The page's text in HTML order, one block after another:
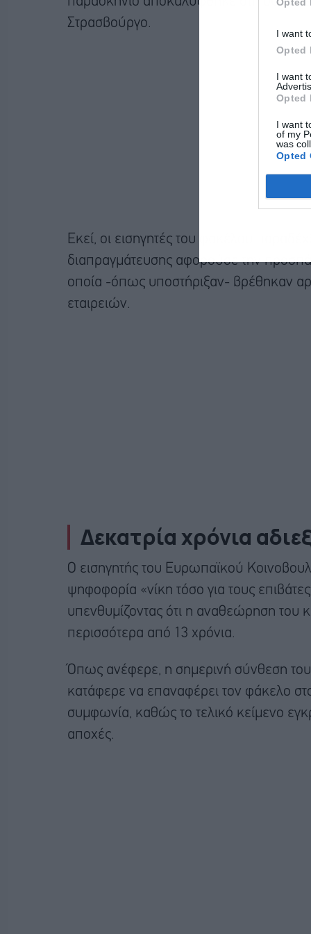
I want
Opted
I want
Opted
I want
of my
was
Opted
Στρασβούργο.
Εκεί, οι εισηγητές του φακέλου
διαπραγμάτευσης αφορούσε την
οποία -όπως υποστήριξαν- βρέθηκαν
εταιρειών.
Δεκατρία χρόνια
Ο εισηγητής του Ευρωπαϊκού
ψηφοφορία «νίκη τόσο για τους
υπενθυμίζοντας ότι η αναθεώρηση του
περισσότερα από 13 χρόνια.
Όπως ανέφερε, η σημερινή σύνθεση
κατάφερε να επαναφέρει τον φάκελο
συμφωνία, καθώς το τελικό κείμενο
αποχές.